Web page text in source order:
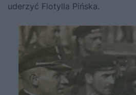
uderzyć Flotylla Pińska.